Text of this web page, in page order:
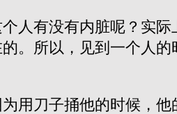
人有没有内脏呢？实
。所以，见到一个人
用刀子捅他的时候，